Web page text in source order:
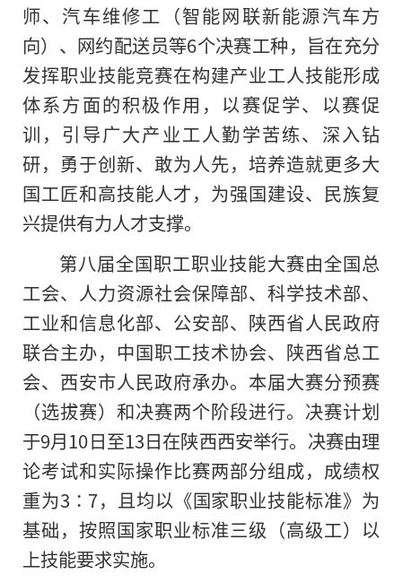
师、汽车维修工（智能网联新能源汽车方
向）、网约配送员等6个决赛工种，旨在充分
发挥职业技能竞赛在构建产业工人技能形成
体系方面的积极作用，以赛促学、以赛促
训，引导广大产业工人勤学苦练、深入钻
研，勇于创新、敢为人先，培养造就更多大
国工匠和高技能人才，为强国建设、民族复
兴提供有力人才支撑。
第八届全国职工职业技能大赛由全国总
工会、人力资源社会保障部、科学技术部、
工业和信息化部、公安部、陕西省人民政府
联合主办，中国职工技术协会、陕西省总工
会、西安市人民政府承办。本届大赛分预赛
（选拔赛）和决赛两个阶段进行。决赛计划
于9月10日至13日在陕西西安举行。决赛由理
论考试和实际操作比赛两部分组成，成绩权
重为3∶7，且均以《国家职业技能标准》为
基础，按照国家职业标准三级（高级工）以
上技能要求实施。